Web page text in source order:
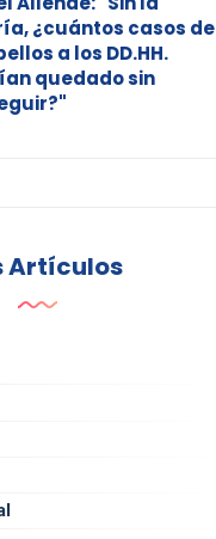
¿cuántos casos de
a los DD.HH.
quedado sin
Artículos